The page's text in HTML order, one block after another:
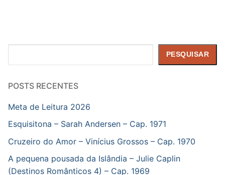
PESQUISAR
POSTS RECENTES
Meta de Leitura 2026
Esquisitona – Sarah Andersen – Cap. 1971
Cruzeiro do Amor – Vinícius Grossos – Cap. 1970
A pequena pousada da Islândia – Julie Caplin
(Destinos Românticos 4) – Cap. 1969